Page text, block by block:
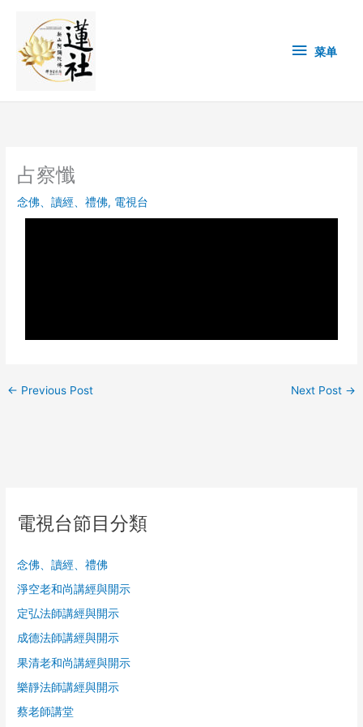
content
单 菜单
占察懺
念佛、讀經、禮佛, 電視台
← Previous Post Next Post →
電視台節目分類
念佛、讀經、禮佛
淨空老和尚講經與開示
定弘法師講經與開示
成德法師講經與開示
果清老和尚講經與開示
樂靜法師講經與開示
蔡老師講堂